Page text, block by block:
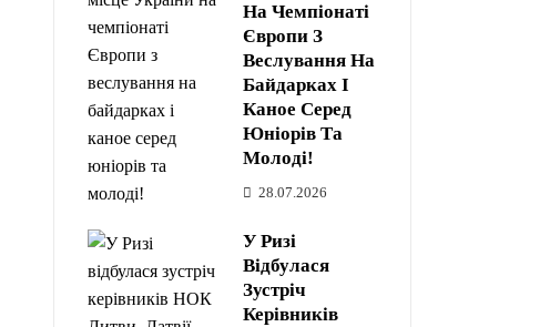
На Чемпіонаті
Європи З
Веслування На
Байдарках І
Каное Серед
Юніорів Та
Молоді!
28.07.2026
У Ризі
Відбулася
Зустріч
Керівників